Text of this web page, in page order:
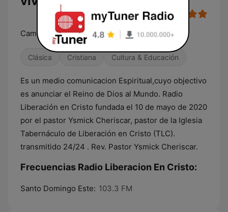
Cambia Tu Vida Con el Señor
Clásica Cristiana Cultura & Educación
Es un medio comunicacion Espiritual,cuyo objectivo
es anunciar el Reino de Dios al Mundo. Radio
Liberación en Cristo fundada el 10 de mayo de 2020
por el pastor Ysmick Cheriscar, pastor de la Iglesia
Tabernáculo de Liberación en Cristo (TLC).
transmitido 24/24 . Rev. Pastor Ysmick Cheriscar.
Frecuencias Radio Liberacion En Cristo:
Santo Domingo Este: 103.3 FM